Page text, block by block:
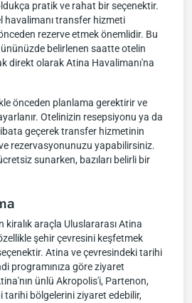
pratik ve rahat bir seçenektir.
havalimanı transfer hizmeti
rezerve etmek önemlidir. Bu
belirlenen saatte otelin
direkt olarak Atina Havalimanı'na
önceden planlama gerektirir ve
Otelinizin resepsiyonu ya da
geçerek transfer hizmetinin
ve rezervasyonunuzu yapabilirsiniz.
sunarken, bazıları belirli bir
kiralık araçla Uluslararası Atina
şehir çevresini keşfetmek
Atina ve çevresindeki tarihi
programınıza göre ziyaret
ünlü Akropolis'i, Partenon,
tarihi bölgelerini ziyaret edebilir,